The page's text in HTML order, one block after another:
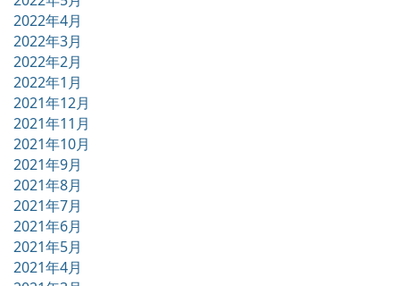
2022年4月
2022年3月
2022年2月
2022年1月
2021年12月
2021年11月
2021年10月
2021年9月
2021年8月
2021年7月
2021年6月
2021年5月
2021年4月